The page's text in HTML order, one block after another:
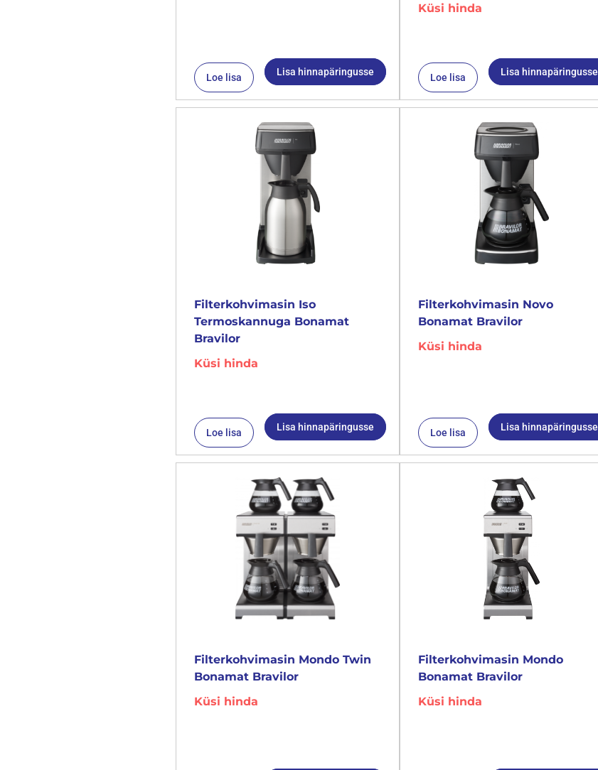
Loe lisa Lisa hinnapäringusse
Küsi hinda
Loe lisa Lisa hinnapäringusse
Filterkohvimasin Iso
Termoskannuga Bonamat
Bravilor
Küsi hinda
Loe lisa Lisa hinnapäringusse
Filterkohvimasin Novo
Bonamat Bravilor
Küsi hinda
Loe lisa Lisa hinnapäringusse
Filterkohvimasin Mondo Twin
Bonamat Bravilor
Küsi hinda
Filterkohvimasin Mondo
Bonamat Bravilor
Küsi hinda